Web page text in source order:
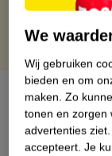
Over dit
We
Wij gebruiken
bieden en om
maken. Zo
tonen en zorgen
advertenties ziet.
accepteert. Je